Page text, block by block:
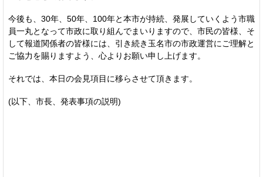
今後も、30年、50年、100年と本市が持続、発展していくよう市職
員一丸となって市政に取り組んでまいりますので、市民の皆様、そ
して報道関係者の皆様には、引き続き玉名市の市政運営にご理解と
ご協力を賜りますよう、心よりお願い申し上げます。
それでは、本日の会見項目に移らさせて頂きます。
(以下、市長、発表事項の説明)